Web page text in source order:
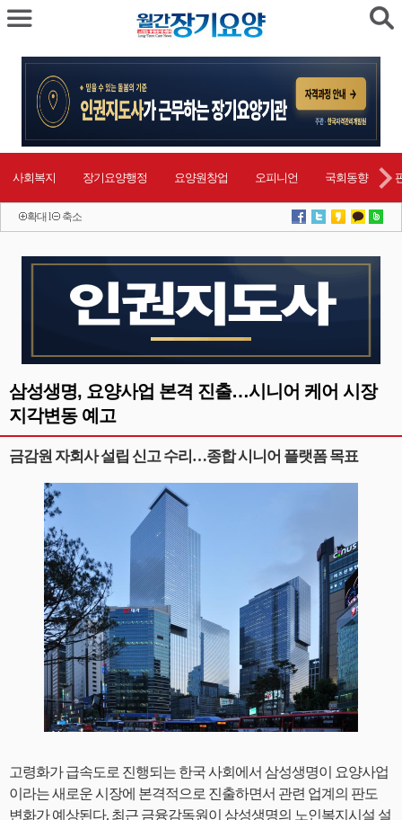
사회복지 장기요양행정 요양원창업 오피니언 국회동향
확대 l 축소
삼성생명, 요양사업 본격 진출…시니어 케어 시장
지각변동 예고
금감원 자회사 설립 신고 수리…종합 시니어 플랫폼 목표
고령화가 급속도로 진행되는 한국 사회에서 삼성생명이 요양사업
이라는 새로운 시장에 본격적으로 진출하면서 관련 업계의 판도
변화가 예상된다. 최근 금융감독원이 삼성생명의 노인복지시설 설